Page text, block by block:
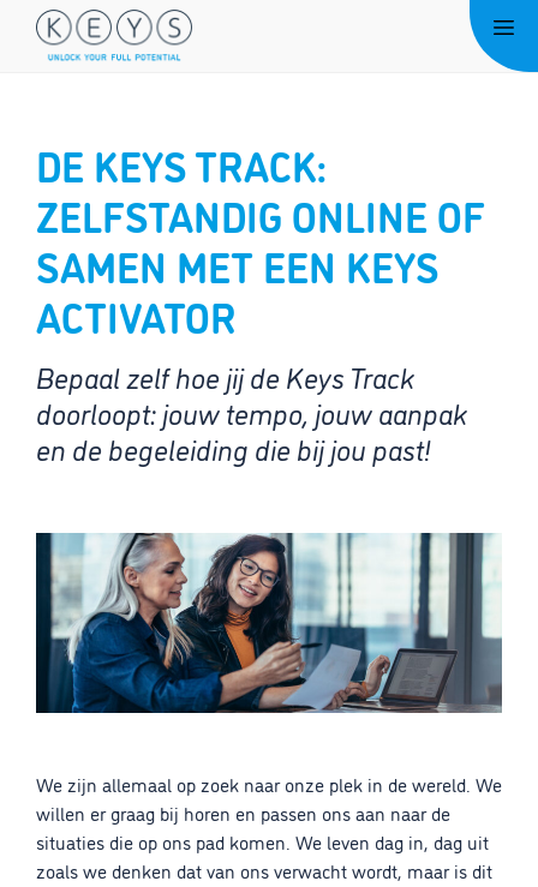
DE KEYS TRACK:
ZELFSTANDIG ONLINE OF
SAMEN MET EEN KEYS
ACTIVATOR
Bepaal zelf hoe jij de Keys Track
doorloopt: jouw tempo, jouw aanpak
en de begeleiding die bij jou past!
We zijn allemaal op zoek naar onze plek in de wereld. We
willen er graag bij horen en passen ons aan naar de
situaties die op ons pad komen. We leven dag in, dag uit
zoals we denken dat van ons verwacht wordt, maar is dit